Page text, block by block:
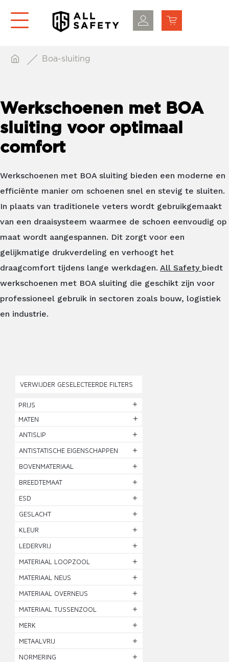
Boa-sluiting
Werkschoenen met BOA
sluiting voor optimaal
comfort
Werkschoenen met BOA sluiting bieden een moderne en
efficiënte manier om schoenen snel en stevig te sluiten.
In plaats van traditionele veters wordt gebruikgemaakt
van een draaisysteem waarmee de schoen eenvoudig op
maat wordt aangespannen. Dit zorgt voor een
gelijkmatige drukverdeling en verhoogt het
draagcomfort tijdens lange werkdagen. All Safety biedt
werkschoenen met BOA sluiting die geschikt zijn voor
professioneel gebruik in sectoren zoals bouw, logistiek
en industrie.
VERWIJDER GESELECTEERDE FILTERS
PRIJS
MATEN
ANTISLIP
ANTISTATISCHE EIGENSCHAPPEN
BOVENMATERIAAL
BREEDTEMAAT
ESD
GESLACHT
KLEUR
LEDERVRIJ
MATERIAAL LOOPZOOL
MATERIAAL NEUS
MATERIAAL OVERNEUS
MATERIAAL TUSSENZOOL
MERK
METAALVRIJ
NORMERING